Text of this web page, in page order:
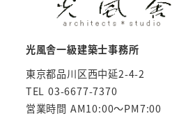
光風舎一級建築士事務所
東京都品川区西中延2-4-2
TEL 03-6677-7370
営業時間 AM10:00～PM7:00